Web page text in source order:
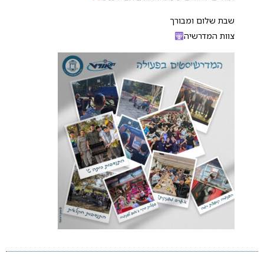
שבת שלום ומבורך
צוות המדרשיה